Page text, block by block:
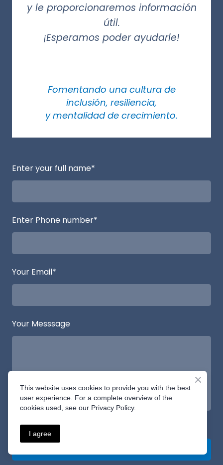
y le proporcionaremos información
útil.
¡Esperamos poder ayudarle!
Fomentando una cultura de
inclusión, resiliencia,
y mentalidad de crecimiento.
Enter your full name*
Enter Phone number*
Your Email*
Your Messsage
This website uses cookies to provide you with the best
user experience. For a complete overview of the
cookies used, see our Privacy Policy.
I agree